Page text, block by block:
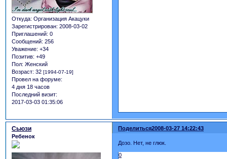
Откуда: Организация Акацуки
Зарегистрирован: 2008-03-02
Приглашений: 0
Сообщений: 256
Уважение: +34
Позитив: +49
Пол: Женский
Возраст: 32 [1994-07-19]
Провел на форуме:
4 дня 18 часов
Последний визит:
2017-03-03 01:35:06
Поделиться2008-03-27 14:22:43
Сьюзи
Ребенок
Дозо. Нет, не глюк.
0